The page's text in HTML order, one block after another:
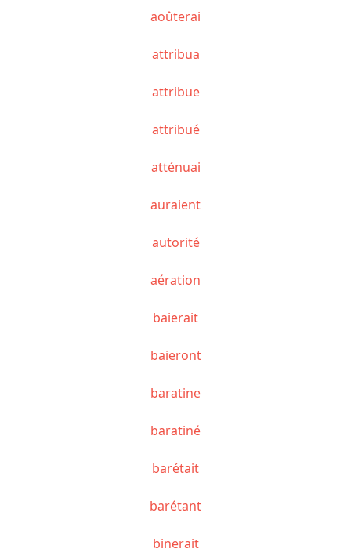
aoûterai
attribua
attribue
attribué
atténuai
auraient
autorité
aération
baierait
baieront
baratine
baratiné
barétait
barétant
binerait